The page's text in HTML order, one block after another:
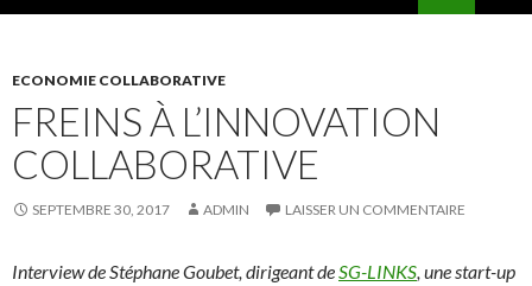
ECONOMIE COLLABORATIVE
FREINS À L’INNOVATION
COLLABORATIVE
SEPTEMBRE 30, 2017 ADMIN LAISSER UN COMMENTAIRE
Interview de Stéphane Goubet, dirigeant deSG-LINKS, une start-up